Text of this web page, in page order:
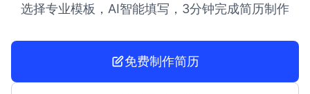
选择专业模板，AI智能填写，3分钟完成简历制作
免费制作简历